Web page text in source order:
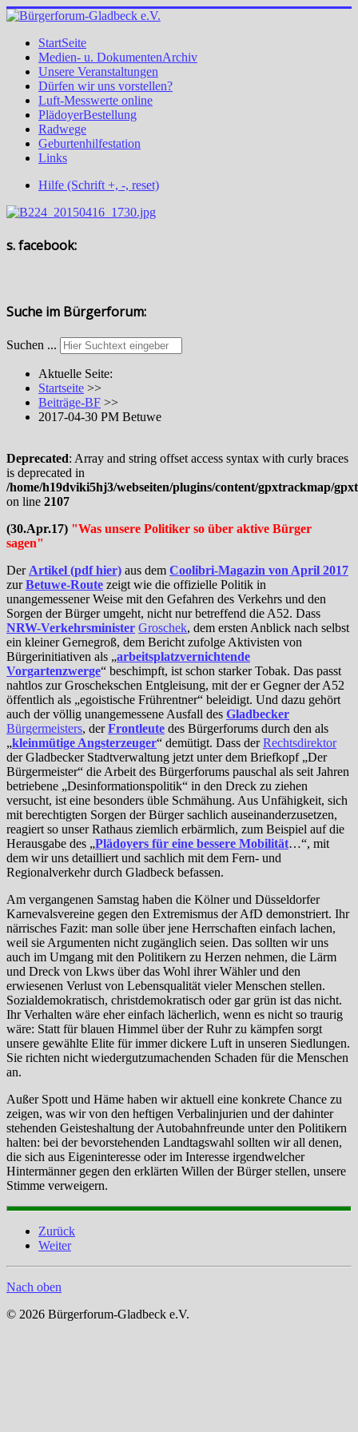
StartSeite
Medien- u. DokumentenArchiv
Unsere Veranstaltungen
Dürfen wir uns vorstellen?
Luft-Messwerte online
PlädoyerBestellung
Radwege
Geburtenhilfestation
Links
Hilfe (Schrift +, -, reset)
s. facebook:
Suche im Bürgerforum:
Suchen ...
Aktuelle Seite:
Startseite >>
Beiträge-BF >>
2017-04-30 PM Betuwe
Deprecated: Array and string offset access syntax with curly braces
is deprecated in
/home/h19dviki5hj3/webseiten/plugins/content/gpxtrackmap/
on line 2107
(30.Apr.17) "Was unsere Politiker so über aktive Bürger
sagen"
Der Artikel (pdf hier) aus dem Coolibri-Magazin von April 2017
zurBetuwe-Route zeigt wie die offizielle Politik in
unangemessener Weise mit den Gefahren des Verkehrs und den
Sorgen der Bürger umgeht, nicht nur betreffend die A52. Dass
NRW-Verkehrsminister Groschek, dem ersten Anblick nach selbst
ein kleiner Gernegroß, dem Bericht zufolge Aktivisten von
Bürgerinitiativen als „arbeitsplatzvernichtende
Vorgartenzwerge“ beschimpft, ist schon starker Tobak. Das passt
nahtlos zur Groschekschen Entgleisung, mit der er Gegner der A52
öffentlich als „egoistische Frührentner“ beleidigt. Und dazu gehört
auch der völlig unangemessene Ausfall des Gladbecker
Bürgermeisters, derFrontleute des Bürgerforums durch den als
„kleinmütige Angsterzeuger“ demütigt. Dass derRechtsdirektor
der Gladbecker Stadtverwaltung jetzt unter dem Briefkopf „Der
Bürgermeister“ die Arbeit des Bürgerforums pauschal als seit Jahren
betriebene „Desinformationspolitik“ in den Dreck zu ziehen
versucht, ist eine besonders üble Schmähung. Aus Unfähigkeit, sich
mit berechtigten Sorgen der Bürger sachlich auseinanderzusetzen,
reagiert so unser Rathaus ziemlich erbärmlich, zum Beispiel auf die
Herausgabe des „Plädoyers für eine bessere Mobilität…“, mit
dem wir uns detailliert und sachlich mit dem Fern- und
Regionalverkehr durch Gladbeck befassen.
Am vergangenen Samstag haben die Kölner und Düsseldorfer
Karnevalsvereine gegen den Extremismus der AfD demonstriert. Ihr
närrisches Fazit: man solle über jene Herrschaften einfach lachen,
weil sie Argumenten nicht zugänglich seien. Das sollten wir uns
auch im Umgang mit den Politikern zu Herzen nehmen, die Lärm
und Dreck von Lkws über das Wohl ihrer Wähler und den
erwiesenen Verlust von Lebensqualität vieler Menschen stellen.
Sozialdemokratisch, christdemokratisch oder gar grün ist das nicht.
Ihr Verhalten wäre eher einfach lächerlich, wenn es nicht so traurig
wäre: Statt für blauen Himmel über der Ruhr zu kämpfen sorgt
unsere gewählte Elite für immer dickere Luft in unseren Siedlungen.
Sie richten nicht wiedergutzumachenden Schaden für die Menschen
an.
Außer Spott und Häme haben wir aktuell eine konkrete Chance zu
zeigen, was wir von den heftigen Verbalinjurien und der dahinter
stehenden Geisteshaltung der Autobahnfreunde unter den Politikern
halten: bei der bevorstehenden Landtagswahl sollten wir all denen,
die sich aus Eigeninteresse oder im Interesse irgendwelcher
Hintermänner gegen den erklärten Willen der Bürger stellen, unsere
Stimme verweigern.
Zurück
Weiter
Nach oben
© 2026 Bürgerforum-Gladbeck e.V.